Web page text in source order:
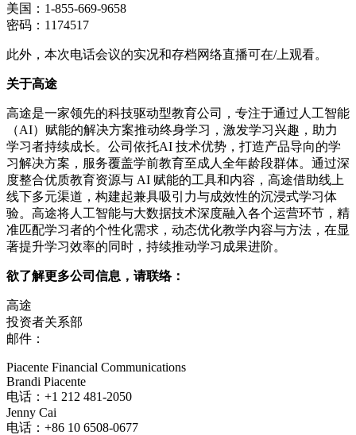
美国：1-855-669-9658
密码：1174517
此外，本次电话会议的实况和存档网络直播可在/上观看。
关于高途
高途是一家领先的科技驱动型教育公司，专注于通过人工智能
（AI）赋能的解决方案推动终身学习，激发学习兴趣，助力
学习者持续成长。公司依托AI 技术优势，打造产品导向的学
习解决方案，服务覆盖学前教育至成人全年龄段群体。通过深
度整合优质教育资源与 AI 赋能的工具和内容，高途借助线上
线下多元渠道，构建起兼具吸引力与成效性的沉浸式学习体
验。高途将人工智能与大数据技术深度融入各个运营环节，精
准匹配学习者的个性化需求，动态优化教学内容与方法，在显
著提升学习效率的同时，持续推动学习成果进阶。
欲了解更多公司信息，请联络：
高途
投资者关系部
邮件：
Piacente Financial Communications
Brandi Piacente
电话：+1 212 481-2050
Jenny Cai
电话：+86 10 6508-0677